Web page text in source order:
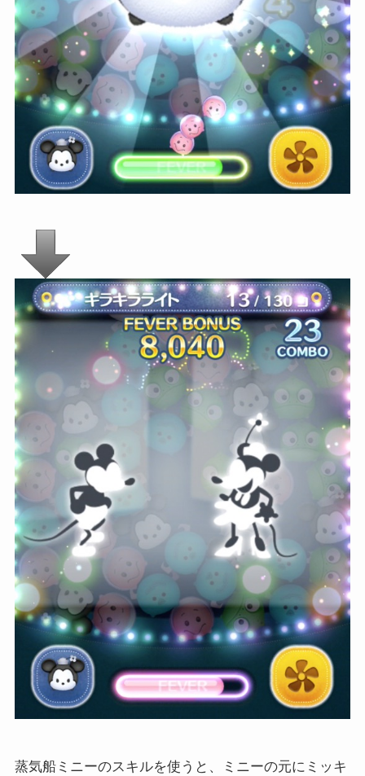
蒸気船ミニーのスキルを使うと、ミニーの元にミッキ